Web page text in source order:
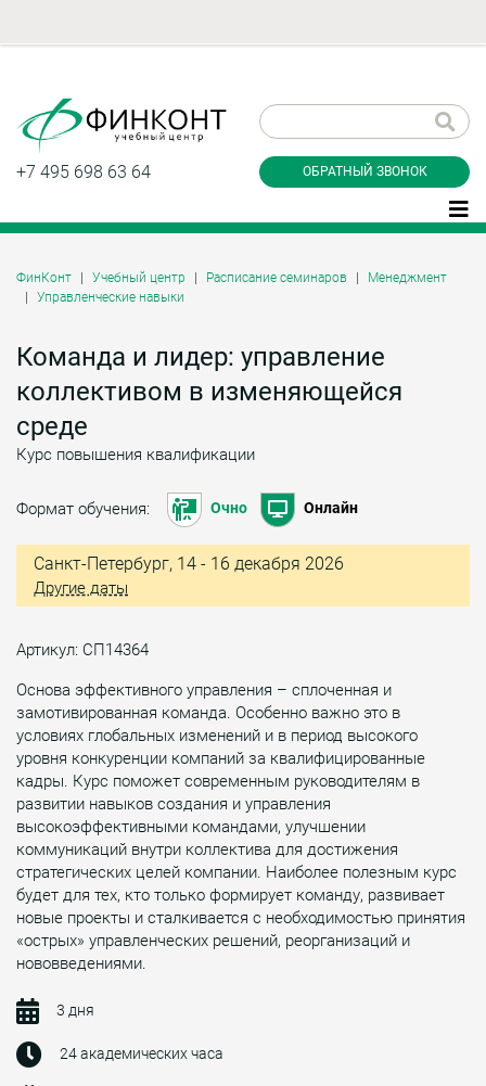
+7 495 698 63 64 ОБРАТНЫЙ ЗВОНОК
ФинКонт Учебный центр Расписание семинаров
Менеджмент
Управленческие навыки
Команда и лидер: управление
коллективом в изменяющейся
среде
Курс повышения квалификации
Формат обучения: Очно Онлайн
Санкт-Петербург, 14 - 16 декабря 2026
Другие даты
Артикул: СП14364
Основа эффективного управления – сплоченная и
замотивированная команда. Особенно важно это в
условиях глобальных изменений и в период высокого
уровня конкуренции компаний за квалифицированные
кадры. Курс поможет современным руководителям в
развитии навыков создания и управления
высокоэффективными командами, улучшении
коммуникаций внутри коллектива для достижения
стратегических целей компании. Наиболее полезным курс
будет для тех, кто только формирует команду, развивает
новые проекты и сталкивается с необходимостью принятия
«острых» управленческих решений, реорганизаций и
нововведениями.
3 дня
24 академических часа
звонок
Даю согласие на обработку персональных